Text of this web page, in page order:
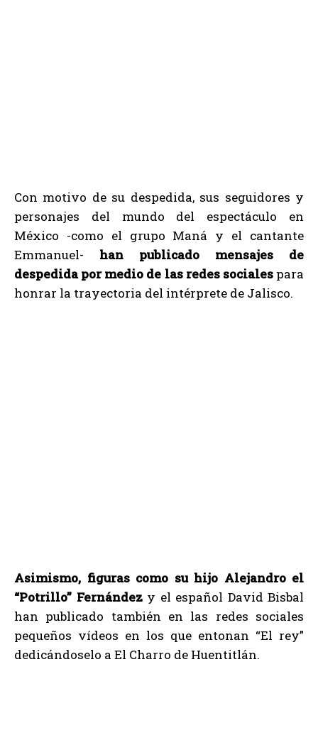
Con motivo de su despedida, sus seguidores y
personajes del mundo del espectáculo en
México -como el grupo Maná y el cantante
Emmanuel- han publicado mensajes de
despedida por medio de las redes sociales para
honrar la trayectoria del intérprete de Jalisco.
Asimismo, figuras como su hijo Alejandro el
“Potrillo” Fernándezy el español David Bisbal
han publicado también en las redes sociales
pequeños vídeos en los que entonan “El rey”
dedicándoselo a El Charro de Huentitlán.